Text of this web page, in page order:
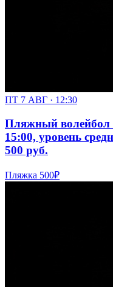
ПТ 7 АВГ · 12:30
Пляжный волейбол
15:00, уровень
500 руб.
Пляжка 500₽